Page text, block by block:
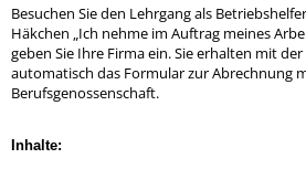
Besuchen Sie den Lehrgang als
Häkchen „Ich nehme im Auftrag meines
geben Sie Ihre Firma ein. Sie erhalten mit
automatisch das Formular zur Abrechnung
Berufsgenossenschaft.
Inhalte: